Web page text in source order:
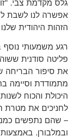
גלס מקדמת צבי. "זו
אפשרה לנו לשבת
הזהות היהודית
רגע משמעותי
פליטה סודנית
את סיפור הבריחה
מתמודדת וסיימה
היכולת והכוח
לחניכים את מטרת
– שהם נתפשים
ובמלבורן.